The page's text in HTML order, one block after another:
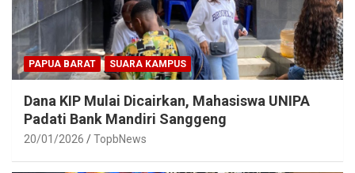
PAPUA BARAT SUARA KAMPUS
Dana KIP Mulai Dicairkan, Mahasiswa UNIPA
Padati Bank Mandiri Sanggeng
20/01/2026 TopbNews